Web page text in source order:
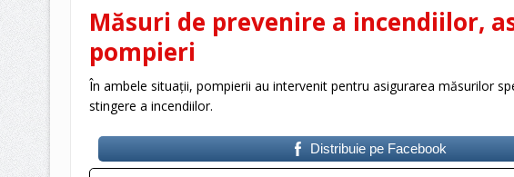
Măsuri de prevenire a incendiilor,
pompieri
În ambele situații, pompierii au intervenit pentru asigurarea măsurilor
stingere a incendiilor.
Distribuie pe Facebook